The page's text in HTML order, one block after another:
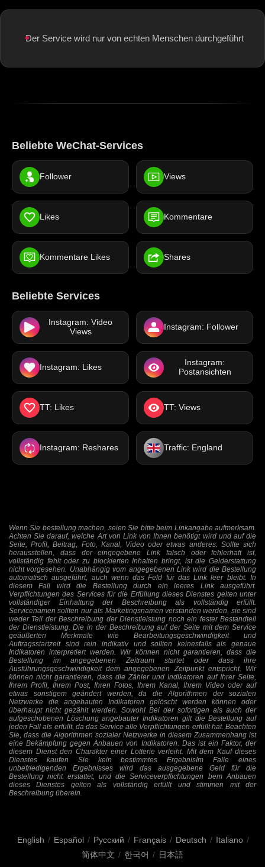
Der Service wird nur von echten Menschen durchgeführt
Beliebte WeChat-Services
Follower Views
Likes Kommentare
Kommentare Likes Shares
Beliebte Services
Instagram: Video
Views
Instagram: Follower
Instagram: Likes
Instagram:
Postansichten
TT: Likes TT: Views
Instagram: Reshares Traffic: England
Wenn Sie bestellung machen, seien Sie bitte beim Linkangabe aufmerksam.
Achten Sie darauf, welche Art von Link von Ihnen benötigt wird und auf die
Seite, Profil, Beitrag, Foto, Kanal, Video oder etwas anderes. Sollte sich
herausstellen, dass der eingegebene Link falsch oder fehlerhaft ist,
vollständig fehlt oder zu blockierten Inhalten bringt, ist die Gelderstattung
nicht vorgesehen. Unabhängig vom angegebenen Link wird die Bestellung
automatisch ausgeführt, auch wenn das Feld für das Link leer bleibt. In
diesem Fall wird die Bestellung durch ein leeres Link ausgeführt.
Verpflichtungen des Services für die Erfüllung dieses Dienstes gelten unter
vollständiger Einhaltung der Beschreibung als vollständig erfüllt.
Servicenamen sollten nur als Marketingsnamen verstanden werden, sie sind
weder Teil der Beschreibung der Dienstleistung noch ein fester Bestandteil
der Dienstleistung. Die in der Beschreibung auf der Seite mit dem Service
geäußerten Merkmale wie Bearbeitungsgeschwindigkeit und
Auftragsstartzeit sind rein indikativ und sollten keinesfalls als genaue
Indikatoren interpretiert werden. Wir können nicht garantieren, dass die
Bestellung im angegebenen Zeitraum startet oder dass ihre
Ausführungsgeschwindigkeit dem angegebenen Zeitpunkt entspricht. Wir
können nicht garantieren, dass die Zähler und Indikatoren auf Ihrer Seite,
Ihrem Profil, Ihrem Post, Ihren Fotos, Ihrem Kanal, Ihrem Video oder auf
etwas sonstigem geändert werden, da die Algorithmen der sozialen
Netzwerke die angebauten Indikatoren gelöscht werden können oder
überhaupt nicht gezählt werden. Sowohl Bei der sofortigen als auch der
aufgeschobenen Löschung angebauter Indikatoren gilt die Bestellung auf
jeden Fall als erfüllt, da das Service alle Verpflichtungen erfüllt hat. Beachten
Sie, dass die Algorithmen sozialer Netzwerke in diesem Zusammenhang ist
eine Bekämpfung gegen Anbauen von Indikatoren. Das ist ein Faktor, der
diesem Dienst den Charakter einer Lotterie verleiht. Mit dem Kauf dieses
Dienstes kaufen Sie kein bestimmtes ErgebnisIm Falle eines
unbefriedigenden Ergebnisses wird das ausgegebene Geld für die
Bestellung nicht erstattet, und die Serviceverpflichtungen bem Anbauen
dieses Dienstes gelten als vollständig erfüllt und stimmen mit der
Beschreibung überein.
English / Español / Русский / Français / Deutsch / Italiano /
简体中文 / 한국어 / 日本語